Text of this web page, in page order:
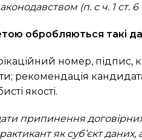
(п. с ч. 1 ст. 6
обробляються такі
номер,
рекомендація
якості.
припинення
як суб’єкт